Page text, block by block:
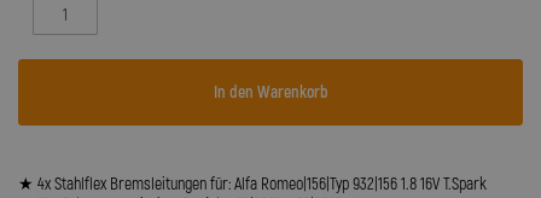
In den Warenkorb
★ 4x Stahlflex Bremsleitungen für: Alfa Romeo|156|Typ 932|156 1.8 16V T.Spark